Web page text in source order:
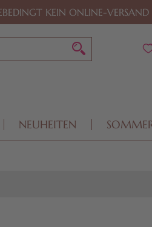
KEIN ONLINE-VERSAND
NEUHEITEN